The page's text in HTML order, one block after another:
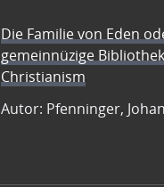
Die Familie von Eden
gemeinnüzige
Christianism
Autor: Pfenninger,